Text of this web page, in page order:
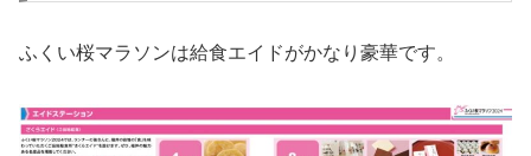
ふくい桜マラソンは給食エイドがかなり豪華です。